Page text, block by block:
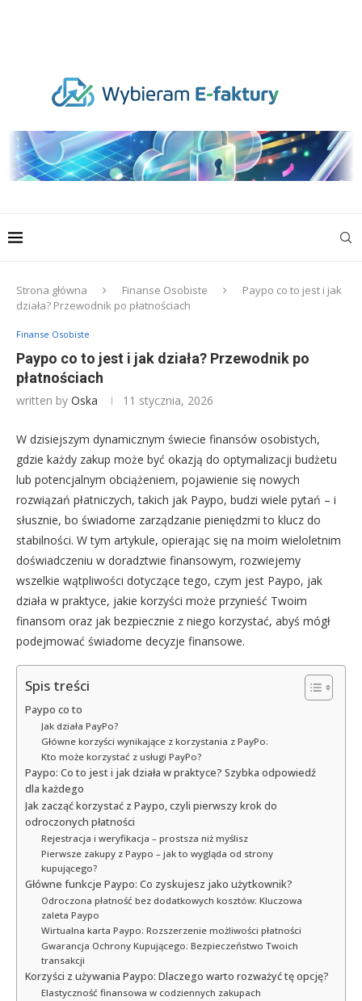
Strona główna Finanse Osobiste
Paypo co to jest i jak
działa? Przewodnik po płatnościach
Finanse Osobiste
Paypo co to jest i jak działa? Przewodnik po
płatnościach
written by Oska 11 stycznia, 2026
W dzisiejszym dynamicznym świecie finansów osobistych,
gdzie każdy zakup może być okazją do optymalizacji budżetu
lub potencjalnym obciążeniem, pojawienie się nowych
rozwiązań płatniczych, takich jak Paypo, budzi wiele pytań – i
słusznie, bo świadome zarządzanie pieniędzmi to klucz do
stabilności. W tym artykule, opierając się na moim wieloletnim
doświadczeniu w doradztwie finansowym, rozwiejemy
wszelkie wątpliwości dotyczące tego, czym jest Paypo, jak
działa w praktyce, jakie korzyści może przynieść Twoim
finansom oraz jak bezpiecznie z niego korzystać, abyś mógł
podejmować świadome decyzje finansowe.
Spis treści
Paypo co to
Jak działa PayPo?
Główne korzyści wynikające z korzystania z PayPo:
Kto może korzystać z usługi PayPo?
Paypo: Co to jest i jak działa w praktyce? Szybka odpowiedź
dla każdego
Jak zacząć korzystać z Paypo, czyli pierwszy krok do
odroczonych płatności
Rejestracja i weryfikacja – prostsza niż myślisz
Pierwsze zakupy z Paypo – jak to wygląda od strony
kupującego?
Główne funkcje Paypo: Co zyskujesz jako użytkownik?
Odroczona płatność bez dodatkowych kosztów: Kluczowa
zaleta Paypo
Wirtualna karta Paypo: Rozszerzenie możliwości płatności
Gwarancja Ochrony Kupującego: Bezpieczeństwo Twoich
transakcji
Korzyści z używania Paypo: Dlaczego warto rozważyć tę opcję?
Elastyczność finansowa w codziennych zakupach